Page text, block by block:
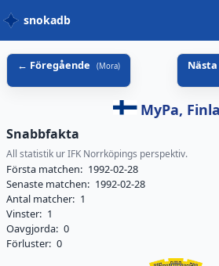
snokadb
Föregående (Mora)
MyPa,
Snabbfakta
All statistik ur IFK Norrköpings perspektiv.
Första matchen: 1992-02-28
Senaste matchen: 1992-02-28
Antal matcher: 1
Vinster: 1
Oavgjorda: 0
Förluster: 0